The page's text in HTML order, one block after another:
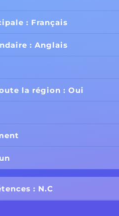
: Français
: Anglais
la région : Oui
: N.C